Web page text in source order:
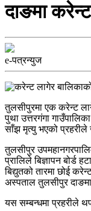
दाङमा
e-पत्रन्युज
तुलसीपुरमा एक करेन्ट
पुथा उत्तरगंगा
साँझ मृत्यु भएको प्रहरीले
तुलसीपुर
प्रालिले बिज्ञापन बोर्ड
बिद्युतको तारमा छोई
अस्पताल तुलसीपुर
यस सम्बन्धमा प्रहरीले